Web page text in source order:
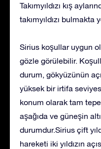
Takımyıldızı kış
takımyıldızı bulmakta
Sirius koşullar uygun
gözle görülebilir.
durum, gökyüzünün
yüksek bir irtifa
konum olarak tam
aşağıda ve güneşin
durumdur.Sirius çift
hareketi iki yıldızın